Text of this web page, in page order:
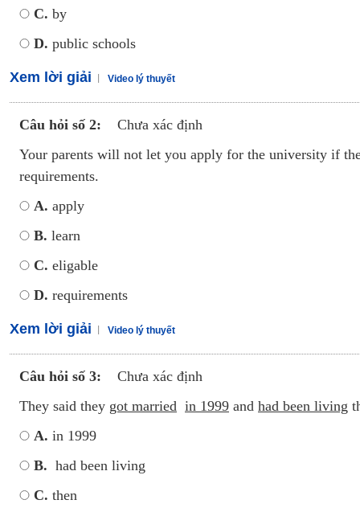
C. by
D. public schools
Xem lời giải Video lý thuyết
Câu hỏi số 2:
Chưa xác định
Your parents will not let you apply for the university if
requirements.
A. apply
B. learn
C. eligable
D. requirements
Xem lời giải Video lý thuyết
Câu hỏi số 3:
Chưa xác định
They said they got married in 1999 and had been living
A. in 1999
B. had been living
C. then